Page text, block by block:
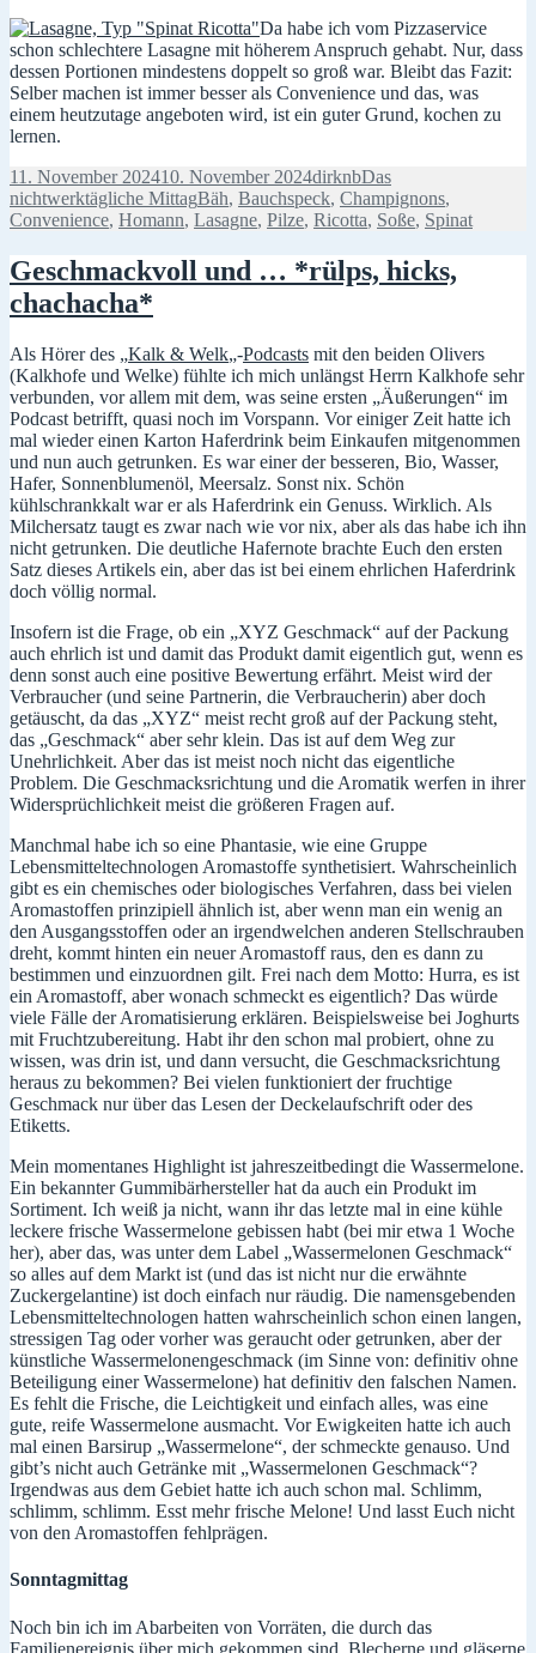
Da habe ich vom Pizzaservice
schon schlechtere Lasagne mit höherem Anspruch gehabt. Nur, dass
dessen Portionen mindestens doppelt so groß war. Bleibt das Fazit:
Selber machen ist immer besser als Convenience und das, was
einem heutzutage angeboten wird, ist ein guter Grund, kochen zu
lernen.
Veröffentlicht
am
11. November 202410. November 2024Autor
dirknbKategorien
Das
nichtwerktägliche MittagSchlagwörter
Bäh, Bauchspeck, Champignons,
Convenience, Homann, Lasagne, Pilze, Ricotta, Soße, Spinat
Geschmackvoll und … *rülps, hicks,
chachacha*
Als Hörer des „Kalk & Welk„-Podcasts mit den beiden Olivers
(Kalkhofe und Welke) fühlte ich mich unlängst Herrn Kalkhofe sehr
verbunden, vor allem mit dem, was seine ersten „Äußerungen“ im
Podcast betrifft, quasi noch im Vorspann. Vor einiger Zeit hatte ich
mal wieder einen Karton Haferdrink beim Einkaufen mitgenommen
und nun auch getrunken. Es war einer der besseren, Bio, Wasser,
Hafer, Sonnenblumenöl, Meersalz. Sonst nix. Schön
kühlschrankkalt war er als Haferdrink ein Genuss. Wirklich. Als
Milchersatz taugt es zwar nach wie vor nix, aber als das habe ich ihn
nicht getrunken. Die deutliche Hafernote brachte Euch den ersten
Satz dieses Artikels ein, aber das ist bei einem ehrlichen Haferdrink
doch völlig normal.
Insofern ist die Frage, ob ein „XYZ Geschmack“ auf der Packung
auch ehrlich ist und damit das Produkt damit eigentlich gut, wenn es
denn sonst auch eine positive Bewertung erfährt. Meist wird der
Verbraucher (und seine Partnerin, die Verbraucherin) aber doch
getäuscht, da das „XYZ“ meist recht groß auf der Packung steht,
das „Geschmack“ aber sehr klein. Das ist auf dem Weg zur
Unehrlichkeit. Aber das ist meist noch nicht das eigentliche
Problem. Die Geschmacksrichtung und die Aromatik werfen in ihrer
Widersprüchlichkeit meist die größeren Fragen auf.
Manchmal habe ich so eine Phantasie, wie eine Gruppe
Lebensmitteltechnologen Aromastoffe synthetisiert. Wahrscheinlich
gibt es ein chemisches oder biologisches Verfahren, dass bei vielen
Aromastoffen prinzipiell ähnlich ist, aber wenn man ein wenig an
den Ausgangsstoffen oder an irgendwelchen anderen Stellschrauben
dreht, kommt hinten ein neuer Aromastoff raus, den es dann zu
bestimmen und einzuordnen gilt. Frei nach dem Motto: Hurra, es ist
ein Aromastoff, aber wonach schmeckt es eigentlich? Das würde
viele Fälle der Aromatisierung erklären. Beispielsweise bei Joghurts
mit Fruchtzubereitung. Habt ihr den schon mal probiert, ohne zu
wissen, was drin ist, und dann versucht, die Geschmacksrichtung
heraus zu bekommen? Bei vielen funktioniert der fruchtige
Geschmack nur über das Lesen der Deckelaufschrift oder des
Etiketts.
Mein momentanes Highlight ist jahreszeitbedingt die Wassermelone.
Ein bekannter Gummibärhersteller hat da auch ein Produkt im
Sortiment. Ich weiß ja nicht, wann ihr das letzte mal in eine kühle
leckere frische Wassermelone gebissen habt (bei mir etwa 1 Woche
her), aber das, was unter dem Label „Wassermelonen Geschmack“
so alles auf dem Markt ist (und das ist nicht nur die erwähnte
Zuckergelantine) ist doch einfach nur räudig. Die namensgebenden
Lebensmitteltechnologen hatten wahrscheinlich schon einen langen,
stressigen Tag oder vorher was geraucht oder getrunken, aber der
künstliche Wassermelonengeschmack (im Sinne von: definitiv ohne
Beteiligung einer Wassermelone) hat definitiv den falschen Namen.
Es fehlt die Frische, die Leichtigkeit und einfach alles, was eine
gute, reife Wassermelone ausmacht. Vor Ewigkeiten hatte ich auch
mal einen Barsirup „Wassermelone“, der schmeckte genauso. Und
gibt’s nicht auch Getränke mit „Wassermelonen Geschmack“?
Irgendwas aus dem Gebiet hatte ich auch schon mal. Schlimm,
schlimm, schlimm. Esst mehr frische Melone! Und lasst Euch nicht
von den Aromastoffen fehlprägen.
Sonntagmittag
Noch bin ich im Abarbeiten von Vorräten, die durch das
Familienereignis über mich gekommen sind. Blecherne und gläserne